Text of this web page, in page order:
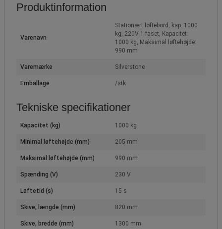
Produktinformation
Varenavn
Stationært løftebord, kap. 1000
kg, 220V 1-faset, Kapacitet:
1000 kg, Maksimal løftehøjde:
990 mm
Varemærke Silverstone
Emballage /stk
Tekniske specifikationer
Kapacitet (kg) 1000 kg
Minimal løftehøjde (mm) 205 mm
Maksimal løftehøjde (mm) 990 mm
Spænding (V) 230 V
Løftetid (s) 15 s
Skive, længde (mm) 820 mm
Skive, bredde (mm) 1300 mm